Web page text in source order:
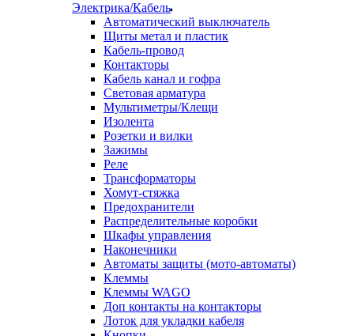
Электрика/Кабель
Автоматический выключатель
Щиты метал и пластик
Кабель-провод
Контакторы
Кабель канал и гофра
Световая арматура
Мультиметры/Клещи
Изолента
Розетки и вилки
Зажимы
Реле
Трансформаторы
Хомут-стяжка
Предохранители
Распределительные коробки
Шкафы управления
Наконечники
Автоматы защиты (мото-автоматы)
Клеммы
Клеммы WAGO
Доп контакты на контакторы
Лоток для укладки кабеля